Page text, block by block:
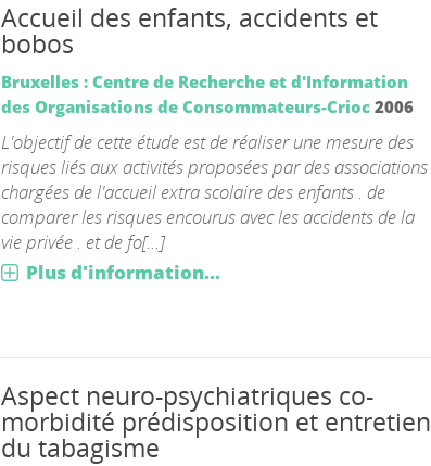
Accueil des enfants, accidents et
bobos
Bruxelles : Centre de Recherche et d'Information
des Organisations de Consommateurs-Crioc 2006
L'objectif de cette étude est de réaliser une mesure des
risques liés aux activités proposées par des associations
chargées de l'accueil extra scolaire des enfants . de
comparer les risques encourus avec les accidents de la
vie privée . et de fo[...]
Plus d'information...
Aspect neuro-psychiatriques co-
morbidité prédisposition et entretien
du tabagisme